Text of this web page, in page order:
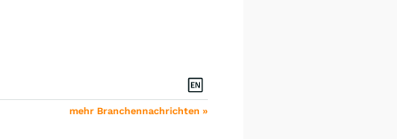
mehr Branchennachrichten »